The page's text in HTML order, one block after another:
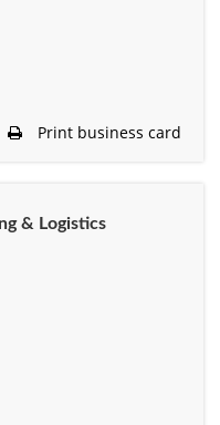
Print business card
& Logistics